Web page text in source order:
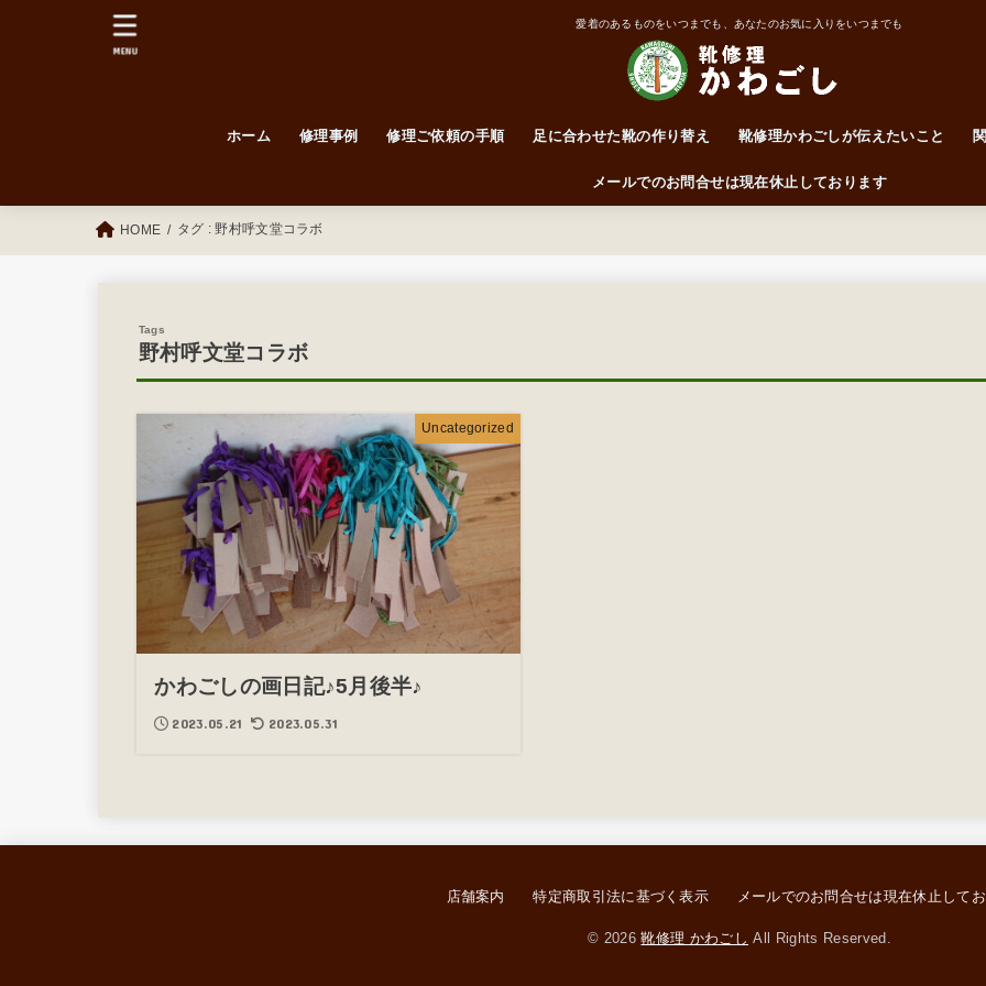
愛着のあるものをいつまでも、あなたのお気に入りをいつまでも
ホーム 修理事例 修理ご依頼の手順 足に合わせた靴の作り替え 靴修理かわごしが伝えたいこと
靴はかかとで履くもの
ワイズって何なん？
前に突っ込んだらアカン！
サイズ・ワイズ表
メールでのお問合せは現在休止しております
MENU
HOME タグ : 野村呼文堂コラボ
野村呼文堂コラボ
Uncategorized
かわごしの画日記♪5月後半♪
2023.05.21 2023.05.31
店舗案内 特定商取引法に基づく表示 メールでのお問合せは現在休止して
© 2026靴修理 かわごし All Rights Reserved.